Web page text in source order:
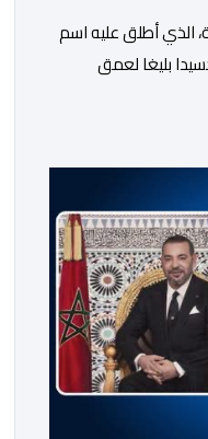
الذي أطلق عليه اسم
بليغا لعمق
والرئيس الأمريكي